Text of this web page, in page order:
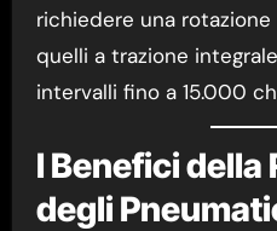
richiedere una
quelli a trazione
intervalli fino a 15.000
I Benefici della
degli